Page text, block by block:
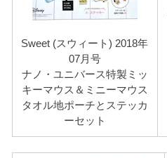
Sweet (スウィート) 2018年
07月号
ナノ・ユニバース特製ミッ
キーマウス＆ミニーマウス
タオル地ポーチとステッカ
ーセット